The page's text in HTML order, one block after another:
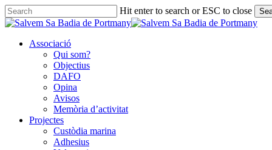
Skip
to
content
Hit enter to search or ESC to close
Close
Associació
Qui som?
Objectius
DAFO
Opina
Avisos
Memòria d’activitat
Projectes
Custòdia marina
Adhesius